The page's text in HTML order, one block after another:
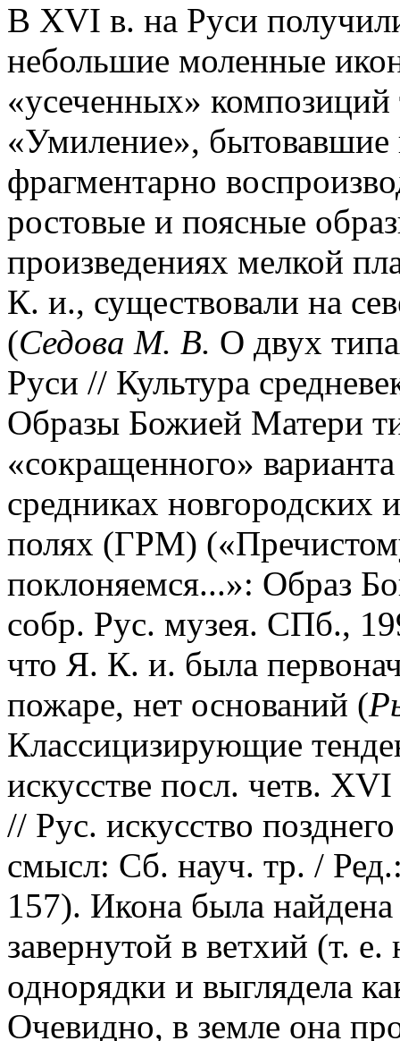
В ХVI в. на Руси
небольшие моленные
«усеченных»
«Умиление»,
фрагментарно
ростовые и поясные
произведениях мелкой
К. и., существовали на
(Седова М. В. О двух
Руси // Культура
Образы Божией Матери
«сокращенного»
средниках
полях (ГРМ)
поклоняемся...»: Образ
собр. Рус. музея. СПб.,
что Я. К. и. была
пожаре, нет оснований (
Классицизирующие
искусстве посл. четв.
// Рус. искусство
смысл: Сб. науч. тр. /
157). Икона была
завернутой в ветхий (т.
однорядки и выглядела
Очевидно, в земле она